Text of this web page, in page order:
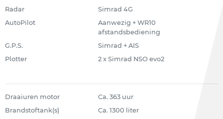
Radar
Simrad 4G
AutoPilot
Aanwezig + WR10
afstandsbediening
G.P.S.
Simrad + AIS
Plotter
2 x Simrad NSO evo2
Draaiuren motor
Ca. 363 uur
Brandstoftank(s)
Ca. 1300 liter